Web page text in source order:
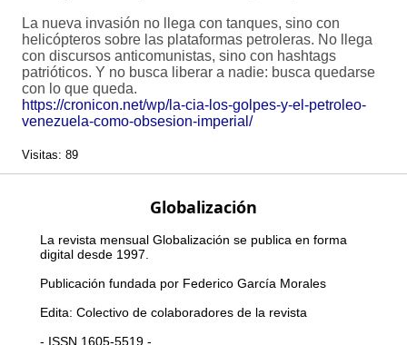
La nueva invasión no llega con tanques, sino con
helicópteros sobre las plataformas petroleras. No llega
con discursos anticomunistas, sino con hashtags
patrióticos. Y no busca liberar a nadie: busca quedarse
con lo que queda.
https://cronicon.net/wp/la-cia-los-golpes-y-el-petroleo-
venezuela-como-obsesion-imperial/
Visitas: 89
Globalización
La revista mensual Globalización se publica en forma
digital desde 1997.
Publicación fundada por Federico García Morales
Edita: Colectivo de colaboradores de la revista
- ISSN 1605-5519 -